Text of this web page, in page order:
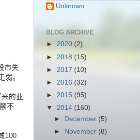
市失
弱。
的业
不
100
Unknown
BLOG ARCHIVE
► 2020 (2)
► 2018 (15)
► 2017 (10)
► 2016 (32)
► 2015 (95)
▼ 2014 (160)
►
December (5)
►
November (8)